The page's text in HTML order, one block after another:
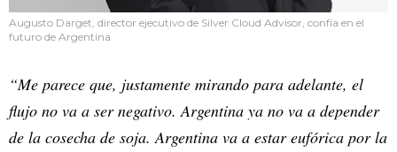
Augusto Darget, director ejecutivo de Silver Cloud Advisor, confía en el
futuro de Argentina.
“Me parece que, justamente mirando para adelante, el
flujo no va a ser negativo. Argentina ya no va a depender
de la cosecha de soja. Argentina va a estar eufórica por la